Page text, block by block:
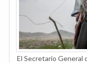
El Secretario General